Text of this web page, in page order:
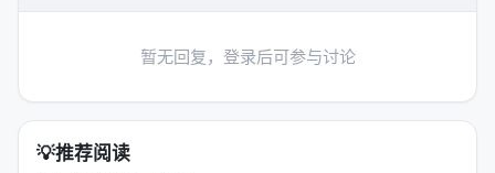
暂无回复，登录后可参与讨论
💡推荐阅读